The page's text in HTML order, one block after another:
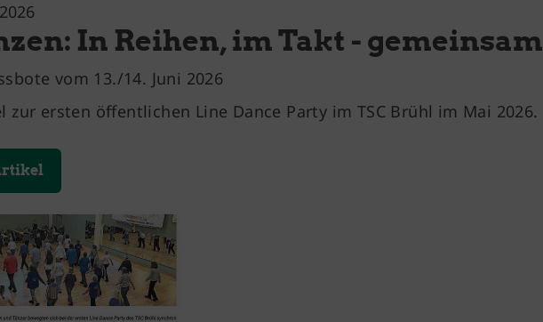
In Reihen, im Takt - gemeinsam
vom 13./14. Juni 2026
zur ersten öffentlichen Line Dance Party im TSC Brühl im Mai 2026.